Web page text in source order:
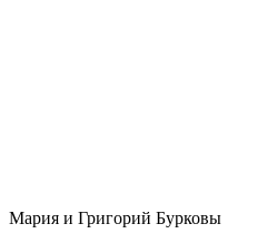
Мария и Григорий Бурковы